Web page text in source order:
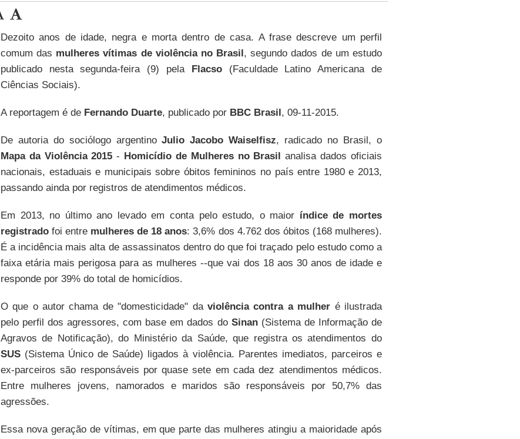
Dezoito anos de idade, negra e morta dentro de casa. A frase descreve um perfil
comum das mulheres vítimas de violência no Brasil, segundo dados de um estudo
publicado nesta segunda-feira (9) pela Flacso(Faculdade Latino Americana de
Ciências Sociais).
A reportagem é de Fernando Duarte, publicado por BBC Brasil, 09-11-2015.
De autoria do sociólogo argentinoJulio Jacobo Waiselfisz, radicado no Brasil, o
Mapa da Violência 2015 - Homicídio de Mulheres no Brasil analisa dados oficiais
nacionais, estaduais e municipais sobre óbitos femininos no país entre 1980 e 2013,
passando ainda por registros de atendimentos médicos.
Em 2013, no último ano levado em conta pelo estudo, o maior índice de mortes
registradofoi entre mulheres de 18 anos: 3,6% dos 4.762 dos óbitos (168 mulheres).
É a incidência mais alta de assassinatos dentro do que foi traçado pelo estudo como a
faixa etária mais perigosa para as mulheres --que vai dos 18 aos 30 anos de idade e
responde por 39% do total de homicídios.
O que o autor chama de "domesticidade" daviolência contra a mulher é ilustrada
pelo perfil dos agressores, com base em dados do Sinan(Sistema de Informação de
Agravos de Notificação), do Ministério da Saúde, que registra os atendimentos do
SUS(Sistema Único de Saúde) ligados à violência. Parentes imediatos, parceiros e
ex-parceiros são responsáveis por quase sete em cada dez atendimentos médicos.
Entre mulheres jovens, namorados e maridos são responsáveis por 50,7% das
agressões.
Essa nova geração de vítimas, em que parte das mulheres atingiu a maioridade após